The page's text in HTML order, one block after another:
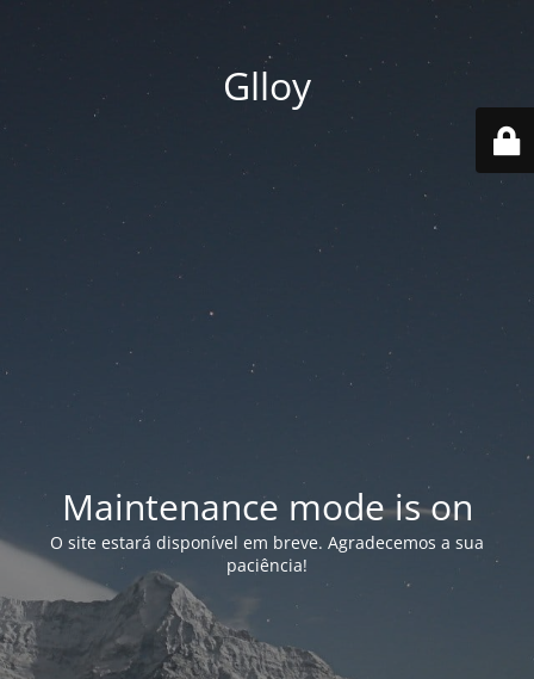
Glloy
Maintenance mode is on
O site estará disponível em breve. Agradecemos a sua
paciência!